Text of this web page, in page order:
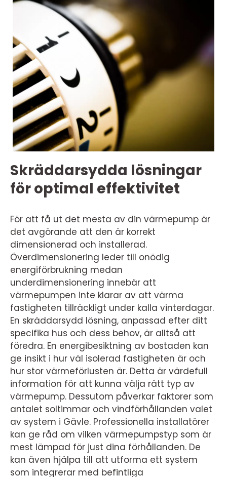
Skräddarsydda lösningar
för optimal effektivitet
För att få ut det mesta av din värmepump är
det avgörande att den är korrekt
dimensionerad och installerad.
Överdimensionering leder till onödig
energiförbrukning medan
underdimensionering innebär att
värmepumpen inte klarar av att värma
fastigheten tillräckligt under kalla vinterdagar.
En skräddarsydd lösning, anpassad efter ditt
specifika hus och dess behov, är alltså att
föredra. En energibesiktning av bostaden kan
ge insikt i hur väl isolerad fastigheten är och
hur stor värmeförlusten är. Detta är värdefull
information för att kunna välja rätt typ av
värmepump. Dessutom påverkar faktorer som
antalet soltimmar och vindförhållanden valet
av system i Gävle. Professionella installatörer
kan ge råd om vilken värmepumpstyp som är
mest lämpad för just dina förhållanden. De
kan även hjälpa till att utforma ett system
som integrerar med befintliga